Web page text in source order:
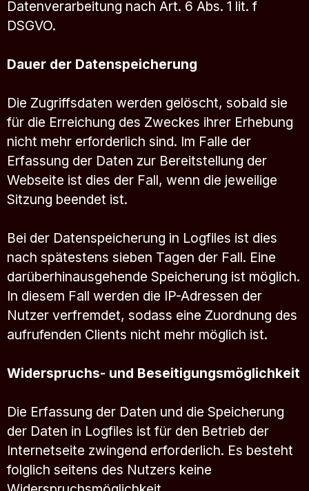
Datenverarbeitung nach Art. 6 Abs. 1 lit. f
DSGVO.
Dauer der Datenspeicherung
Die Zugriffsdaten werden gelöscht, sobald sie
für die Erreichung des Zweckes ihrer Erhebung
nicht mehr erforderlich sind. Im Falle der
Erfassung der Daten zur Bereitstellung der
Webseite ist dies der Fall, wenn die jeweilige
Sitzung beendet ist.
Bei der Datenspeicherung in Logfiles ist dies
nach spätestens sieben Tagen der Fall. Eine
darüberhinausgehende Speicherung ist möglich.
In diesem Fall werden die IP-Adressen der
Nutzer verfremdet, sodass eine Zuordnung des
aufrufenden Clients nicht mehr möglich ist.
Widerspruchs- und Beseitigungsmöglichkeit
Die Erfassung der Daten und die Speicherung
der Daten in Logfiles ist für den Betrieb der
Internetseite zwingend erforderlich. Es besteht
folglich seitens des Nutzers keine